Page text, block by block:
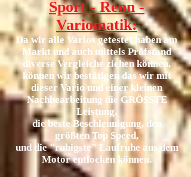
Sport - Renn -
Variomatik:
Da wir alle Varios getestet haben am
Markt und auch mittels Prüfstand
diverse Vergleiche ziehen können,
können wir bestätigen das wir mit
dieser Vario und einer kleinen
Nachbearbeitung die GRÖSSTE
Leistung,
die beste Beschleunigung, den
größten Top Speed,
und die "ruhigste" Laufruhe aus dem
Motor entlocken können.